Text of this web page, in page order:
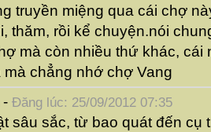
truyền miệng qua cái chợ
thăm, rồi kể chuyện.nói
mà còn nhiều thứ khác, cái
mà chẳng nhớ chợ Vang
- Đăng lúc: 25/09/2012 07:35
sâu sắc, từ bao quát đến cụ